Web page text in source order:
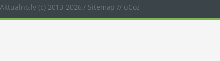
Aktualno.lv (c) 2013-2026 / Sitemap // uCoz